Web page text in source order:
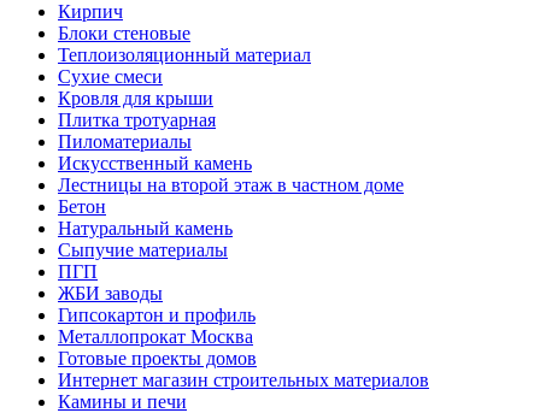
Кирпич
Блоки стеновые
Теплоизоляционный материал
Сухие смеси
Кровля для крыши
Плитка тротуарная
Пиломатериалы
Искусственный камень
Лестницы на второй этаж в частном доме
Бетон
Натуральный камень
Сыпучие материалы
ПГП
ЖБИ заводы
Гипсокартон и профиль
Металлопрокат Москва
Готовые проекты домов
Интернет магазин строительных материалов
Камины и печи